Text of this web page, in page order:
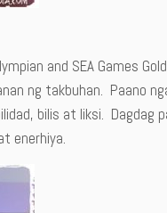
and SEA Games
ng takbuhan. Paano
bilis at liksi. Dagdag
enerhiya.